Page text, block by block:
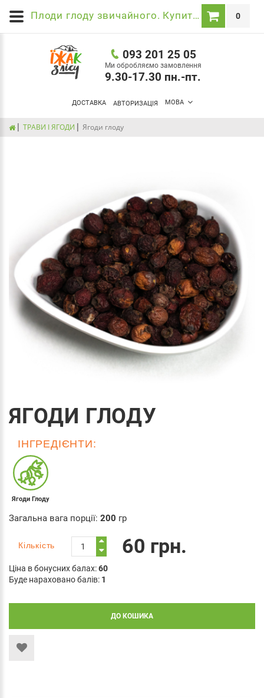
093 201 25 05
Ми обробляємо замовлення
9.30-17.30 пн.-пт.
ДОСТАВКА
0
МОВА
АВТОРИЗАЦІЯ
ТРАВИ І ЯГОДИ Ягоди глоду
ЯГОДИ ГЛОДУ
ІНГРЕДІЄНТИ:
Ягоди Глоду
Загальна вага порції: 200 гр
60 грн.
Кількість
Ціна в бонусних балах:60
Буде нараховано балів: 1
ДО КОШИКА
Плоди глоду звичайного. Купити Карпатський чай в інтернет магазині Їжак з лісу